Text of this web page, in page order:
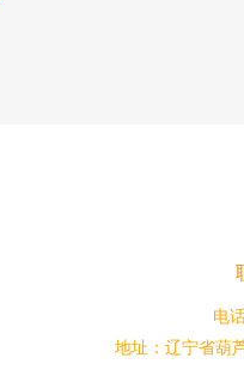
电
地址：辽宁省葫